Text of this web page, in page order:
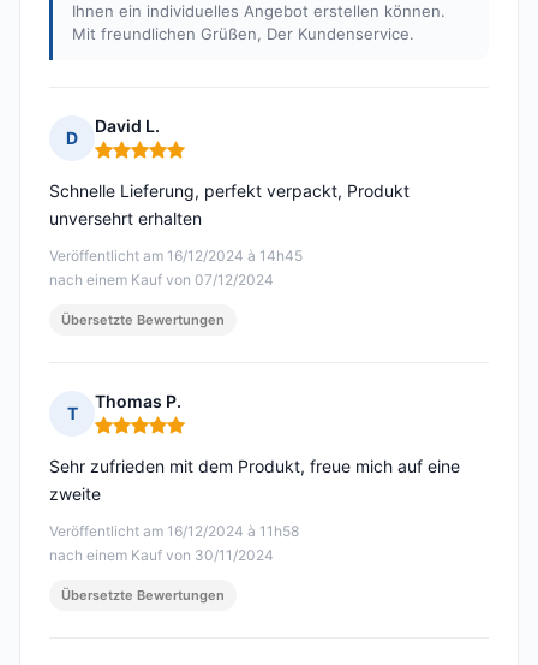
Ihnen ein individuelles Angebot erstellen können.
Mit freundlichen Grüßen, Der Kundenservice.
D
David L.
Hinweis: 5 von 5
Veröffentlicht am 16/12/2024 à 14h45
nach einem Kauf von 07/12/2024
Schnelle Lieferung, perfekt verpackt, Produkt
unversehrt erhalten
Übersetzte Bewertungen
T
Thomas P.
Hinweis: 5 von 5
Veröffentlicht am 16/12/2024 à 11h58
nach einem Kauf von 30/11/2024
Sehr zufrieden mit dem Produkt, freue mich auf eine
zweite
Übersetzte Bewertungen